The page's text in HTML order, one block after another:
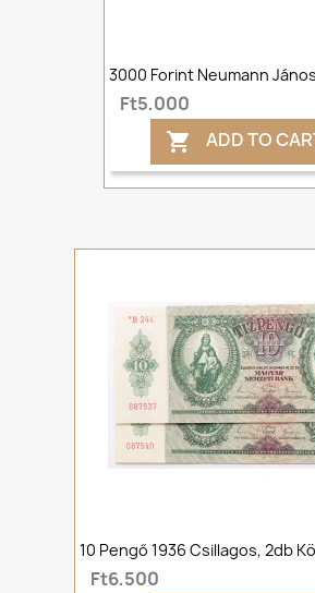
3000 Forint Neumann
Ft5,000
 ADD TO
10 Pengő 1936 Csillagos, 2db
Ft6,500